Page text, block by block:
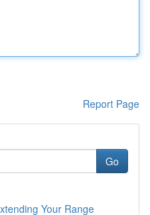
Report Page
Go
Your Range